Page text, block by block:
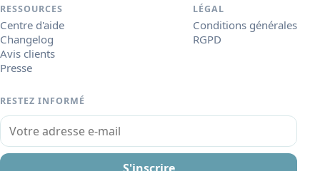
RESSOURCES
Centre d'aide
Changelog
Avis clients
Presse
LÉGAL
Conditions générales
RGPD
RESTEZ INFORMÉ
Votre adresse e-mail